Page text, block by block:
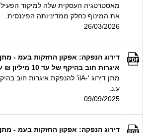
מאסטרטגיה העסקית שלה למיקוד
את המינוף כחלק ממדיניותה הפיננסית.
26/03/2026
איגרות חוב בהיקף של עד 10 מיליון ₪ ע.נ.
ע.נ.
09/09/2025